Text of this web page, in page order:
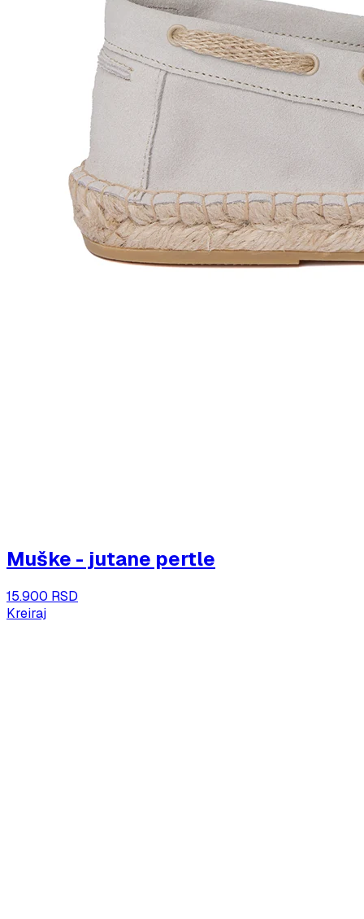
Muške - jutane pertle
15.900 RSD
Kreiraj